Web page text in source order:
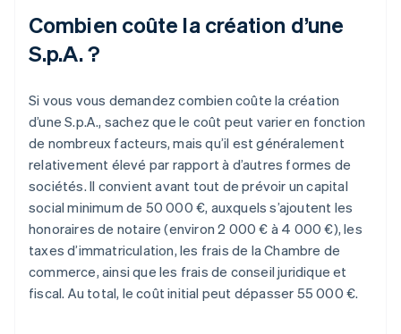
Combien coûte la création d’une
S.p.A. ?
Si vous vous demandez combien coûte la création
d’une S.p.A., sachez que le coût peut varier en fonction
de nombreux facteurs, mais qu’il est généralement
relativement élevé par rapport à d’autres formes de
sociétés. Il convient avant tout de prévoir un capital
social minimum de 50 000 €, auxquels s’ajoutent les
honoraires de notaire (environ 2 000 € à 4 000 €), les
taxes d’immatriculation, les frais de la Chambre de
commerce, ainsi que les frais de conseil juridique et
fiscal. Au total, le coût initial peut dépasser 55 000 €.